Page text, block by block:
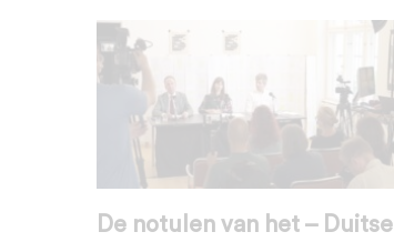
De notulen van het – Duitse